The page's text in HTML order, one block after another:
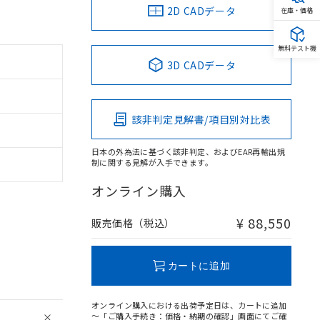
2D CADデータ
3D CADデータ
該非判定見解書/項目別対比表
日本の外為法に基づく該非判定、およびEAR再輸出規
制に関する見解が入手できます。
オンライン購入
販売価格（税込） ¥ 88,550
カートに追加
オンライン購入における出荷予定日は、カートに追加
～「ご購入手続き：価格・納期の確認」画面にてご確
在庫・価格
無料テスト機